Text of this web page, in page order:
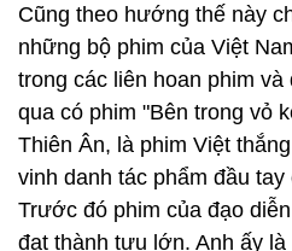
Cũng theo hướng thế này
những bộ phim của Việt
trong các liên hoan phim
qua có phim "Bên trong vỏ
Thiên Ân, là phim Việt
vinh danh tác phẩm đầu
Trước đó phim của đạo
đạt thành tựu lớn. Anh ấy